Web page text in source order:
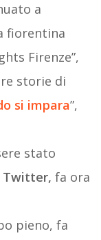
a
fiorentina
Firenze”,
storie di
si impara”,
stato
Twitter, fa ora
pieno, fa